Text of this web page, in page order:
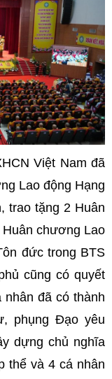
Việt Nam đã
Lao động Hạng
trao tặng 2 Huân
chương Lao
đức trong BTS
cũng có quyết
đã có thành
phụng Đạo yêu
dựng chủ nghĩa
thể và 4 cá nhân